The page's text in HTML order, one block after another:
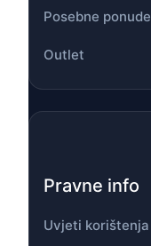
Posebne ponude
Outlet
Pravne info
Uvjeti korištenja